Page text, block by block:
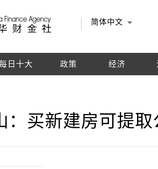
简体中文
日十大 政策 经济
：买新建房可提